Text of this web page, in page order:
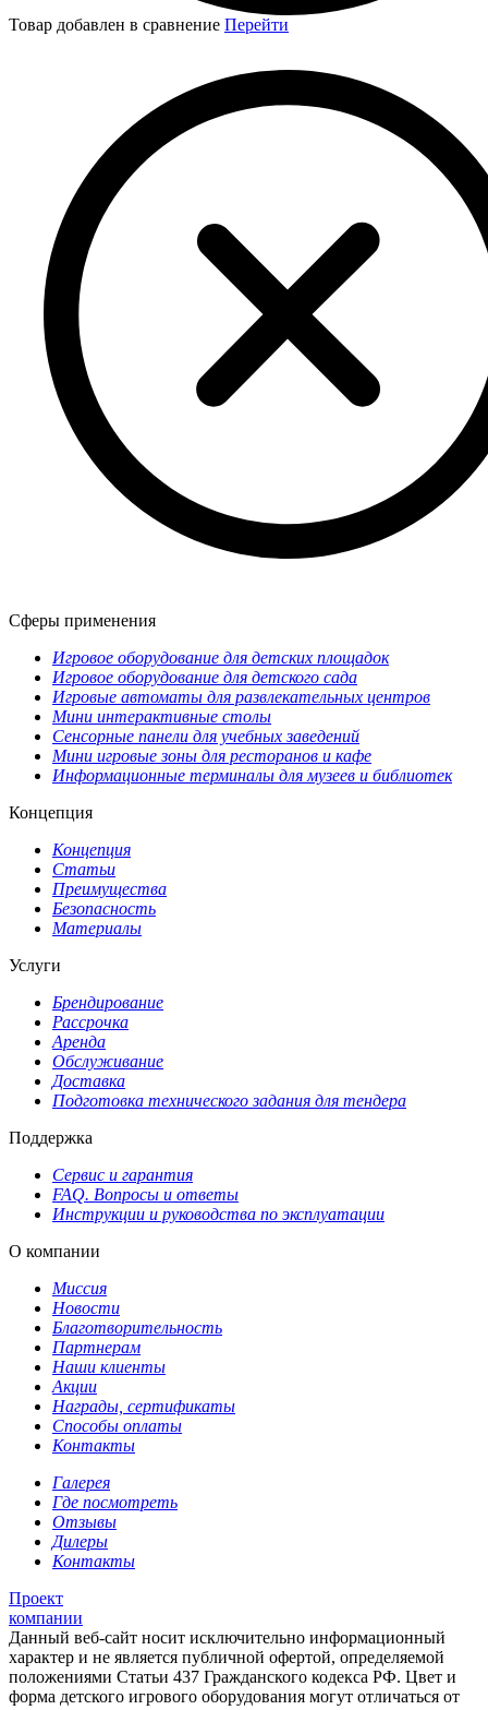
Товар добавлен в сравнение Перейти
Сферы применения
Игровое оборудование для детских площадок
Игровое оборудование для детского сада
Игровые автоматы для развлекательных центров
Мини интерактивные столы
Сенсорные панели для учебных заведений
Мини игровые зоны для ресторанов и кафе
Информационные терминалы для музеев и библиотек
Концепция
Концепция
Статьи
Преимущества
Безопасность
Материалы
Услуги
Брендирование
Рассрочка
Аренда
Обслуживание
Доставка
Подготовка технического задания для тендера
Поддержка
Сервис и гарантия
FAQ. Вопросы и ответы
Инструкции и руководства по эксплуатации
О компании
Миссия
Новости
Благотворительность
Партнерам
Наши клиенты
Акции
Награды, сертификаты
Способы оплаты
Контакты
Галерея
Где посмотреть
Отзывы
Дилеры
Контакты
Проект
компании
Данный веб-сайт носит исключительно информационный
характер и не является публичной офертой, определяемой
положениями Статьи 437 Гражданского кодекса РФ. Цвет и
форма детского игрового оборудования могут отличаться от